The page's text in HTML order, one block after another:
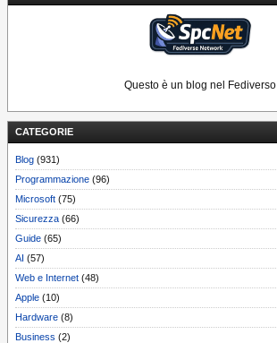
Questo è un blog nel Fediverso
CATEGORIE
Blog (931)
Programmazione (96)
Microsoft (75)
Sicurezza (66)
Guide (65)
AI (57)
Web e Internet (48)
Apple (10)
Hardware (8)
Business (2)